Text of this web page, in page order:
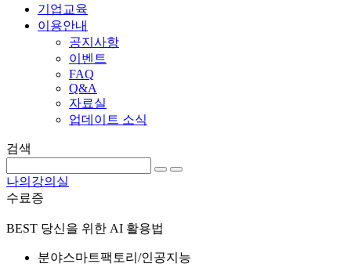
기업교육
이용안내
공지사항
이벤트
FAQ
Q&A
자료실
업데이트 소식
검색
나의강의실
수료증
BEST 당신을 위한 AI 활용법
분야스마트팩토리/인공지능